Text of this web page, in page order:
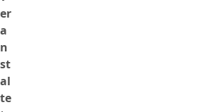
er
a
n
st
al
te